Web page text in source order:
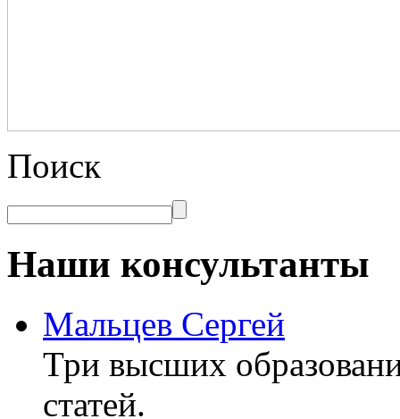
Поиск
Наши консультанты
Мальцев Сергей
Три высших
статей.